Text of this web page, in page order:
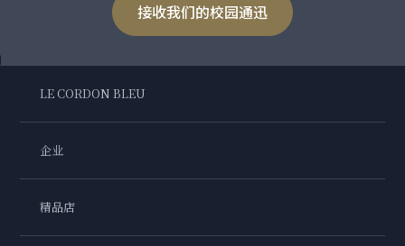
接收我们的校园通迅
LE CORDON BLEU
企业
精品店